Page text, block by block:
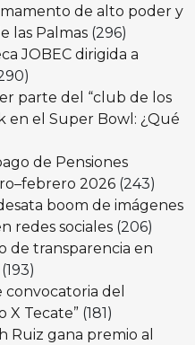
de alto poder y
las Palmas (296)
JOBEC dirigida a
parte del “club de los
en el Super Bowl: ¿Qué
de Pensiones
2026 (243)
boom de imágenes
redes sociales (206)
de transparencia en
(193)
del
X Tecate” (181)
Ruiz gana premio al